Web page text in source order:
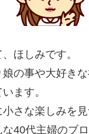
ほしみです。
の事や大好き
ます。
さな楽しみを見
40代主婦のブロ